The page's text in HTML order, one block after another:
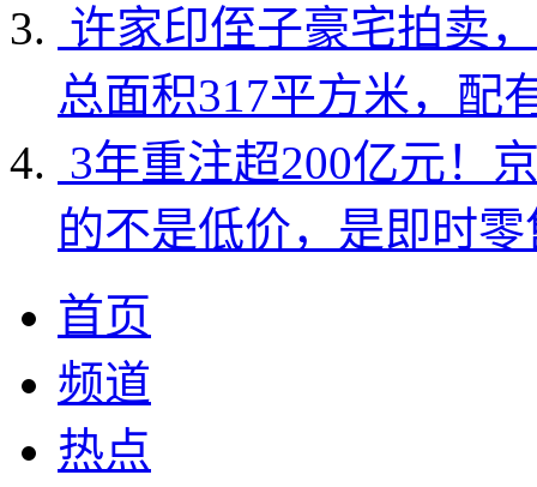
许家印侄子豪宅拍卖
总面积317平方米，配
3年重注超200亿元！
的不是低价，是即时
首页
频道
热点